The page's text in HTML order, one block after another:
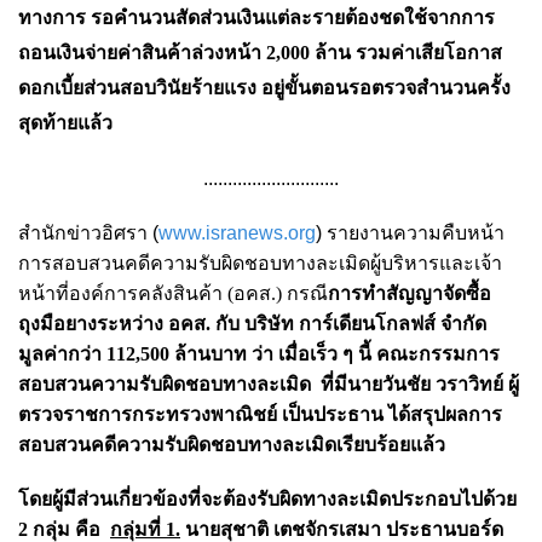
ทางการ รอคำนวนสัดส่วนเงินแต่ละรายต้องชดใช้จากการ
ถอนเงินจ่ายค่าสินค้าล่วงหน้า 2,000 ล้าน รวมค่าเสียโอกาส
ดอกเบี้ยส่วนสอบวินัยร้ายแรง อยู่ขั้นตอนรอตรวจสำนวนครั้ง
สุดท้ายแล้ว
............................
สำนักข่าวอิศรา (www.isranews.org) รายงานความคืบหน้า
การสอบสวนคดีความรับผิดชอบทางละเมิดผู้บริหารและเจ้า
หน้าที่องค์การคลังสินค้า (อคส.) กรณีการทำสัญญาจัดซื้อ
ถุงมือยางระหว่าง อคส. กับ บริษัท การ์เดียนโกลฟส์ จำกัด
มูลค่ากว่า 112,500 ล้านบาท ว่า เมื่อเร็ว ๆ นี้ คณะกรรมการ
สอบสวนความรับผิดชอบทางละเมิด ที่มีนายวันชัย วราวิทย์ ผู้
ตรวจราชการกระทรวงพาณิชย์ เป็นประธาน ได้สรุปผลการ
สอบสวนคดีความรับผิดชอบทางละเมิดเรียบร้อยแล้ว
โดยผู้มีส่วนเกี่ยวข้องที่จะต้องรับผิดทางละเมิดประกอบไปด้วย
2 กลุ่ม คือ กลุ่มที่ 1. นายสุชาติ เตชจักรเสมา ประธานบอร์ด